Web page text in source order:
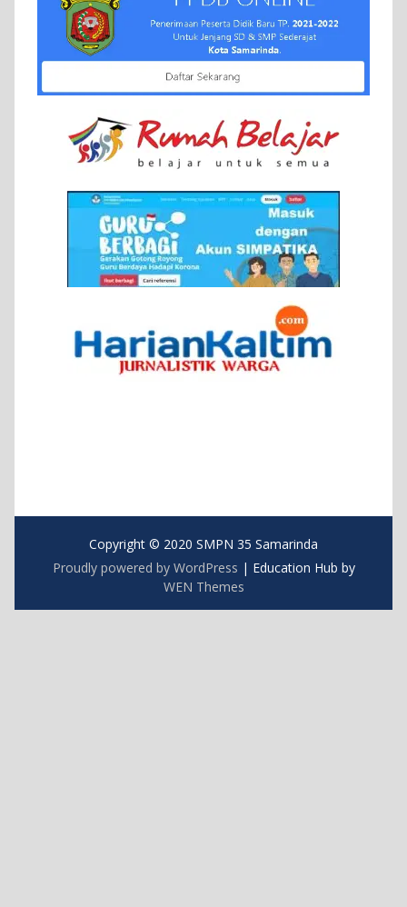
Copyright © 2020 SMPN 35 Samarinda
Proudly powered by WordPress | Education Hub by
WEN Themes